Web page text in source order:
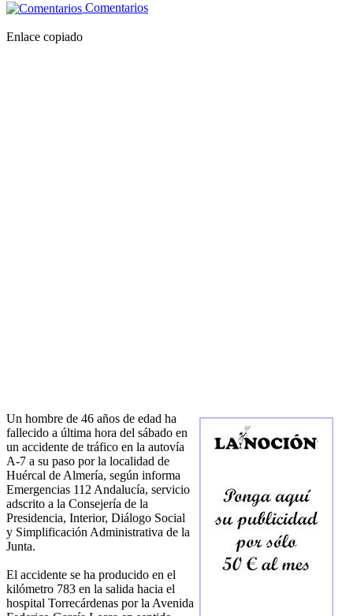
Comentarios
Enlace copiado
Un hombre de 46 años de edad ha
fallecido a última hora del sábado en
un accidente de tráfico en la autovía
A-7 a su paso por la localidad de
Huércal de Almería, según informa
Emergencias 112 Andalucía, servicio
adscrito a la Consejería de la
Presidencia, Interior, Diálogo Social
y Simplificación Administrativa de la
Junta.
El accidente se ha producido en el
kilómetro 783 en la salida hacia el
hospital Torrecárdenas por la Avenida